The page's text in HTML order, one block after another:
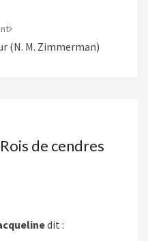
(N. M. Zimmerman)
Rois de cendres
dit :